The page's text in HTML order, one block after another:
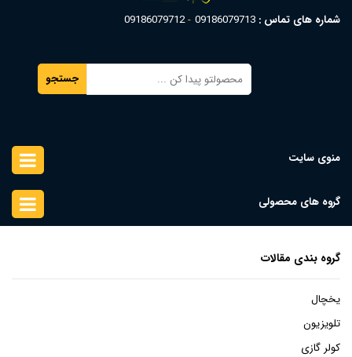
شماره های تماس : 09186079713
09186079712
جستجو
منوی سایت
گروه های محصولی
گروه بندی مقالات
یخچال
تلویزیون
کولر گازی